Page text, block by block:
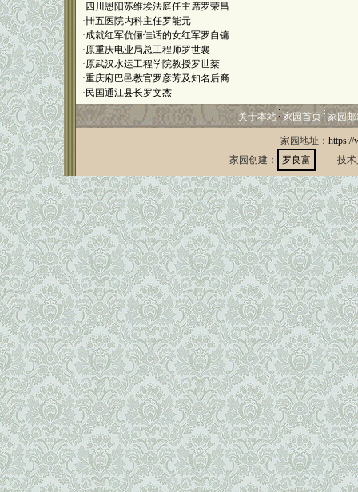
· 四川恩阳苏维埃法庭任主席罗荣昌
·卌五医院内科主任罗能元
·成就红军伉俪佳话的女红军罗自镛
·原重庆电业局总工程师罗世襄
·原武汉水运工程学院教授罗世棻
·重庆府巴邑教官罗彦芳及知名后裔
· 民国通江县长罗文杰
关于本站 家园首页 家园
家园地址： https://
家园创建：
罗良富 技术